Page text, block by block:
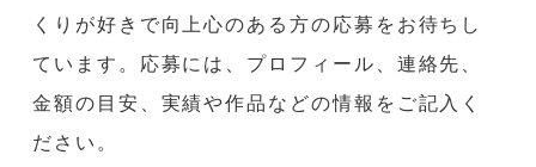
くりが好きで向上心のある方の応募をお待ちし
ています。応募には、プロフィール、連絡先、
金額の目安、実績や作品などの情報をご記入く
ださい。